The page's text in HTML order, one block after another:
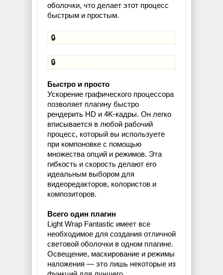
оболочки, что делает этот процесс
быстрым и простым.
🔒
🔒
Быстро и просто
Ускорение графического процессора
позволяет плагину быстро
рендерить HD и 4K-кадры. Он легко
вписывается в любой рабочий
процесс, который вы используете
при компоновке с помощью
множества опций и режимов. Эта
гибкость и скорость делают его
идеальным выбором для
видеоредакторов, колористов и
композиторов.
Всего один плагин
Light Wrap Fantastic имеет все
необходимое для создания отличной
световой оболочки в одном плагине.
Освещение, маскирование и режимы
наложения — это лишь некоторые из